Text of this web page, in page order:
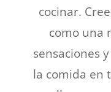
cocinar.
como una
sensaciones
la comida en